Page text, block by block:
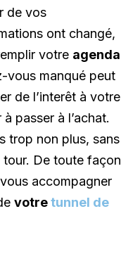
de vos
ont changé,
votre agenda
vous manqué peut
de l’interêt à votre
passer à l’achat.
trop non plus, sans
De toute façon
accompagner
votretunnel de